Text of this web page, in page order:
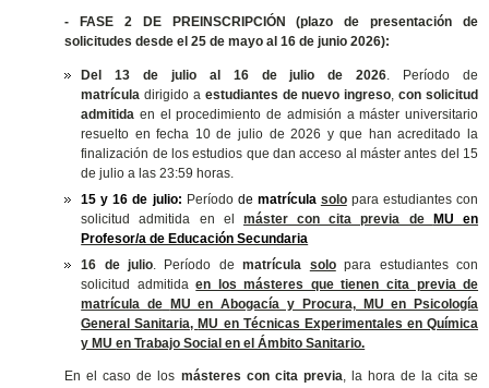
- FASE 2 DE PREINSCRIPCIÓN (plazo de presentación de
solicitudes desde el 25 de mayo al 16 de junio 2026):
Del 13 de julio al 16 de julio de 2026. Período de
matrícula dirigido a estudiantes de nuevo ingreso,con solicitud
admitida en el procedimiento de admisión a máster universitario
resuelto en fecha 10 de julio de 2026 y que han acreditado la
finalización de los estudios que dan acceso al máster antes del 15
de julio a las 23:59 horas.
15 y 16 de julio: Período de matrícula solo para estudiantes con
solicitud admitida en el máster con cita previa de MU en
Profesor/a de Educación Secundaria
16 de julio. Período dematrícula solo para estudiantes con
solicitud admitidaen los másteres que tienen cita previa de
matrícula de MU en Abogacía y Procura, MU en Psicología
General Sanitaria,MU en Técnicas Experimentales en Química
y MUen Trabajo Social en el Ámbito Sanitario.
En el caso de los másteres con cita previa, la hora de la cita se